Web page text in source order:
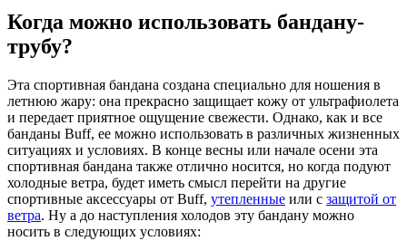
Когда можно использовать бандану-
трубу?
Эта спортивная бандана создана специально для ношения в
летнюю жару: она прекрасно защищает кожу от ультрафиолета
и передает приятное ощущение свежести. Однако, как и все
банданы Buff, ее можно использовать в различных жизненных
ситуациях и условиях. В конце весны или начале осени эта
спортивная бандана также отлично носится, но когда подуют
холодные ветра, будет иметь смысл перейти на другие
спортивные аксессуары от Buff, утепленные или с защитой от
ветра. Ну а до наступления холодов эту бандану можно
носить в следующих условиях: